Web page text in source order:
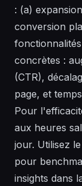
: (a)
conversion
concrètes :
(CTR),
page, et
Pour
aux heures
jour. Utilisez
pour
insights dans